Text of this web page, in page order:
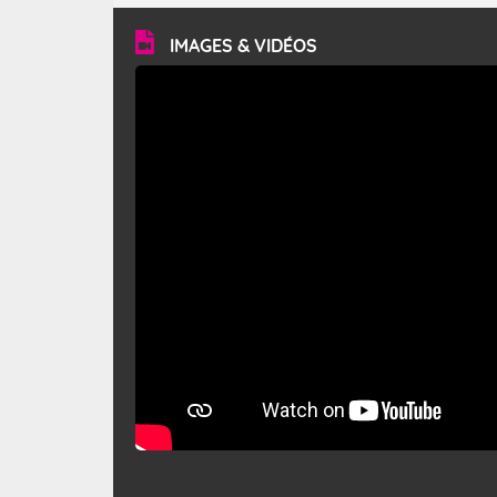
vitesse moyenne de 50 km/h et atteindre 80 à 100 km/h
en rafales, parfois davantage. Il parcourt la basse vallée
du Rhône et la Provence et envahit le littoral
méditerranéen à partir de la Camargue.
IMAGES & VIDÉOS